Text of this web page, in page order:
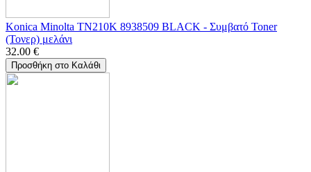
Konica Minolta TN210K 8938509 BLACK - Συμβατό Toner
(Τονερ) μελάνι
32.00 €
Προσθήκη στο Καλάθι